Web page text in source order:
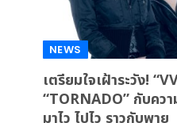
NEWS
เตรียมใจเฝ้าระวัง!
“TORNADO” กับคว